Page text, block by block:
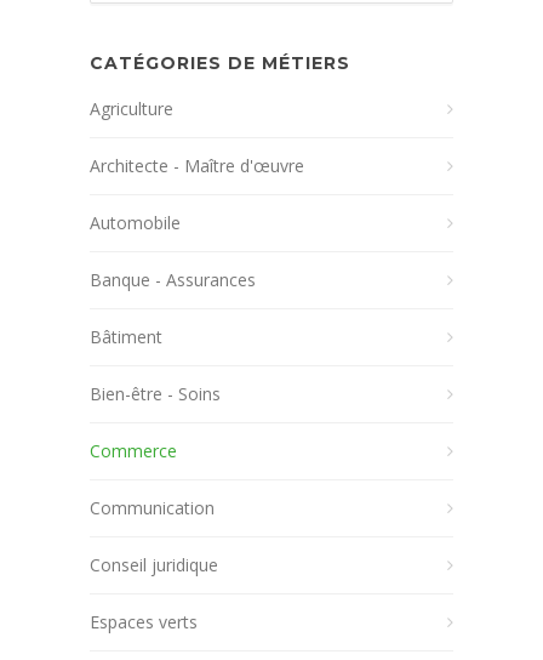
CATÉGORIES DE MÉTIERS
Agriculture
Architecte - Maître d'œuvre
Automobile
Banque - Assurances
Bâtiment
Bien-être - Soins
Commerce
Communication
Conseil juridique
Espaces verts